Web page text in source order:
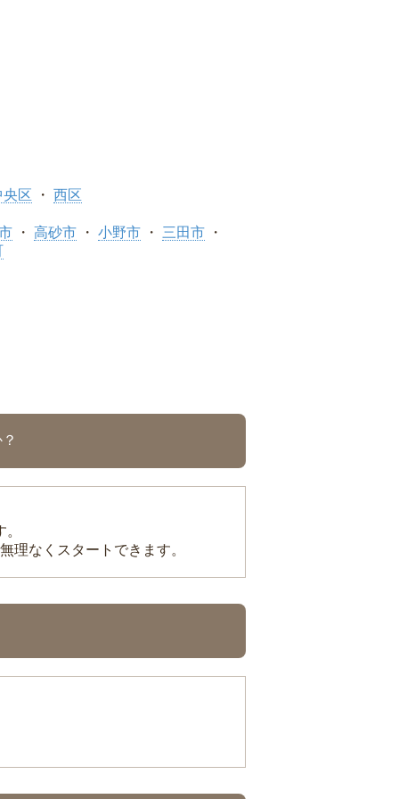
央区 西区
高砂市 小野市
三田市
理なくスタートできます。